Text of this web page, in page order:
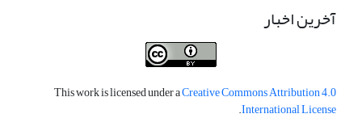
آخرین اخبار
This work is licensed under aCreative Commons Attribution 4.0
International License
.